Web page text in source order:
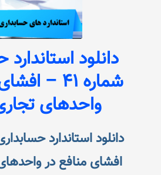
دانلود
شماره 41 –
واحدهای
افشای منافع در